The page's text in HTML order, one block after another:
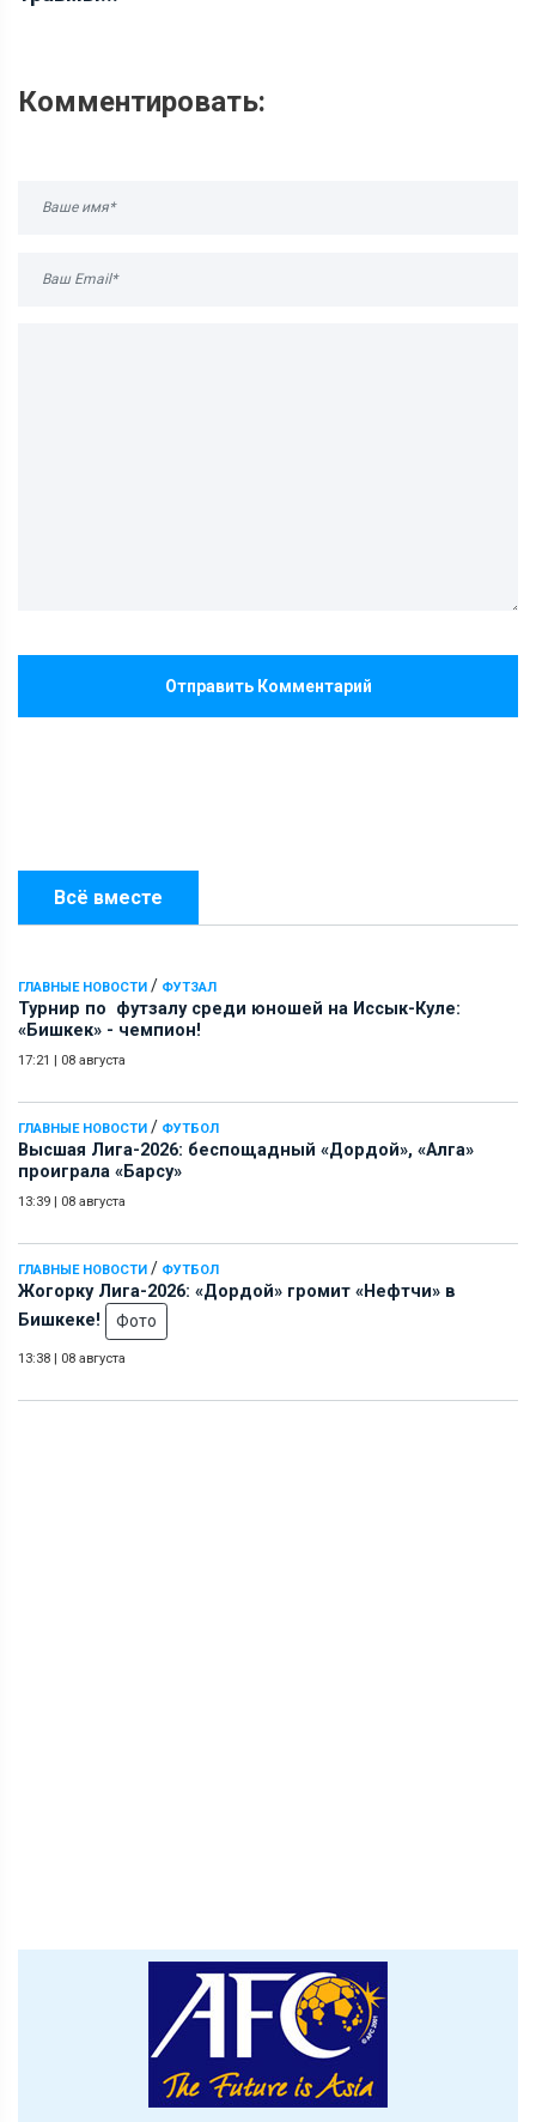
Всё вместе
ГЛАВНЫЕ НОВОСТИ / ФУТЗАЛ
Турнир по футзалу среди юношей на Иссык-Куле:
«Бишкек» - чемпион!
17:21 | 08 августа
ГЛАВНЫЕ НОВОСТИ / ФУТБОЛ
Высшая Лига-2026: беспощадный «Дордой», «Алга»
проиграла «Барсу»
13:39 | 08 августа
ГЛАВНЫЕ НОВОСТИ / ФУТБОЛ
Жогорку Лига-2026: «Дордой» громит «Нефтчи» в
Бишкеке!
Фото
13:38 | 08 августа
Комментировать:
Отправить Комментарий